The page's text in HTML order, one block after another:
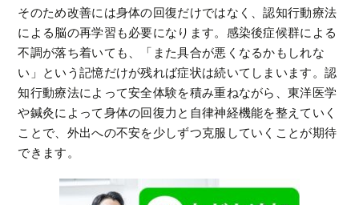
そのため改善には身体の回復だけではなく、認知行動療法
による脳の再学習も必要になります。感染後症候群による
不調が落ち着いても、「また具合が悪くなるかもしれな
い」という記憶だけが残れば症状は続いてしまいます。認
知行動療法によって安全体験を積み重ねながら、東洋医学
や鍼灸によって身体の回復力と自律神経機能を整えていく
ことで、外出への不安を少しずつ克服していくことが期待
できます。